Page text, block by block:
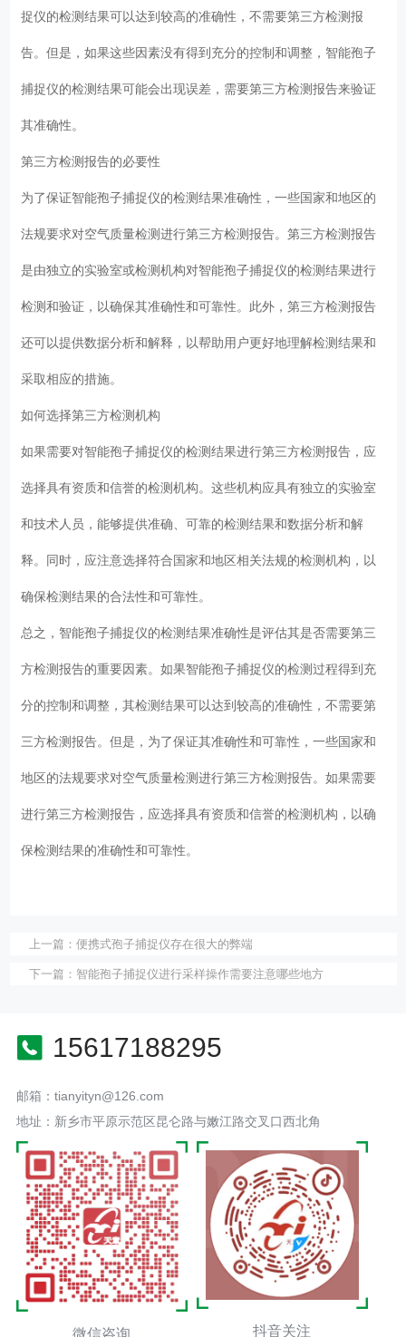
捉仪的检测结果可以达到较高的准确性，不需要第三方检测报
告。但是，如果这些因素没有得到充分的控制和调整，智能孢子
捕捉仪的检测结果可能会出现误差，需要第三方检测报告来验证
其准确性。
第三方检测报告的必要性
为了保证智能孢子捕捉仪的检测结果准确性，一些国家和地区的
法规要求对空气质量检测进行第三方检测报告。第三方检测报告
是由独立的实验室或检测机构对智能孢子捕捉仪的检测结果进行
检测和验证，以确保其准确性和可靠性。此外，第三方检测报告
还可以提供数据分析和解释，以帮助用户更好地理解检测结果和
采取相应的措施。
如何选择第三方检测机构
如果需要对智能孢子捕捉仪的检测结果进行第三方检测报告，应
选择具有资质和信誉的检测机构。这些机构应具有独立的实验室
和技术人员，能够提供准确、可靠的检测结果和数据分析和解
释。同时，应注意选择符合国家和地区相关法规的检测机构，以
确保检测结果的合法性和可靠性。
总之，智能孢子捕捉仪的检测结果准确性是评估其是否需要第三
方检测报告的重要因素。如果智能孢子捕捉仪的检测过程得到充
分的控制和调整，其检测结果可以达到较高的准确性，不需要第
三方检测报告。但是，为了保证其准确性和可靠性，一些国家和
地区的法规要求对空气质量检测进行第三方检测报告。如果需要
进行第三方检测报告，应选择具有资质和信誉的检测机构，以确
保检测结果的准确性和可靠性。
上一篇： 便携式孢子捕捉仪存在很大的弊端
下一篇： 智能孢子捕捉仪进行采样操作需要注意哪些地方
15617188295
邮箱：tianyityn@126.com
地址：新乡市平原示范区昆仑路与嫩江路交叉口西北角
抖音关注